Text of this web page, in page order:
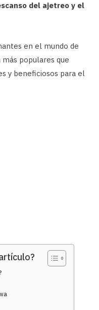
del ajetreo y el
en el mundo de
populares que
y beneficiosos para el